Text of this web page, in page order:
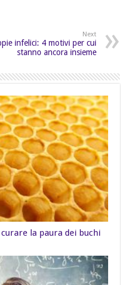
Next
infelici: 4 motivi per cui
stanno ancora insieme
la paura dei buchi